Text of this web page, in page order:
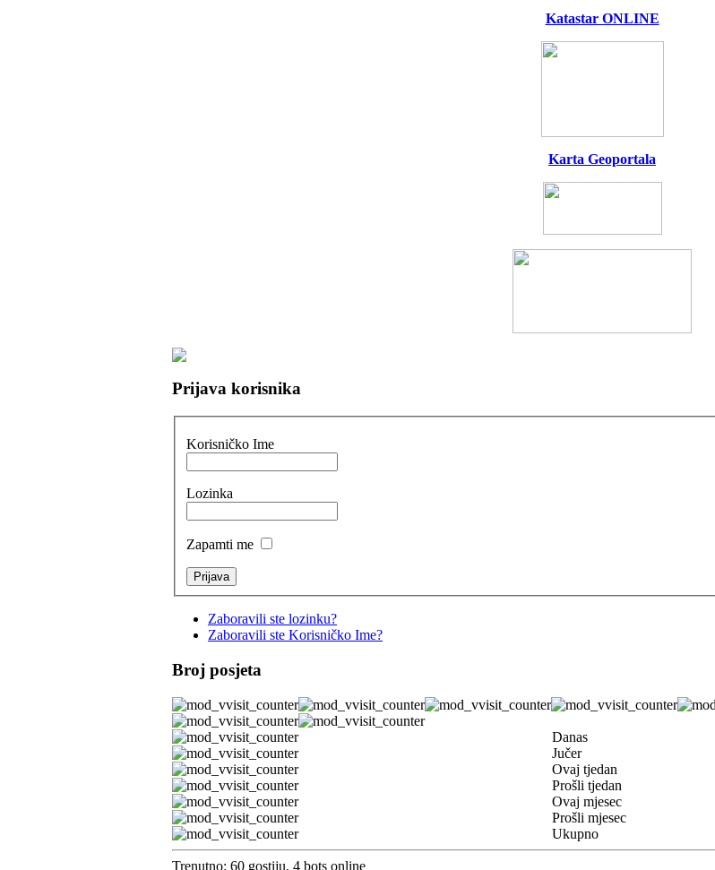
Katastar ONLINE
Karta Geoportala
Prijava korisnika
Korisničko Ime
Lozinka
Zapamti me
Zaboravili ste lozinku?
Zaboravili ste Korisničko Ime?
Broj posjeta
Danas
Jučer
Ovaj tjedan
Prošli tjedan
Ovaj mjesec
Prošli mjesec
Ukupno
Trenutno: 60 gostiju, 4 bots online